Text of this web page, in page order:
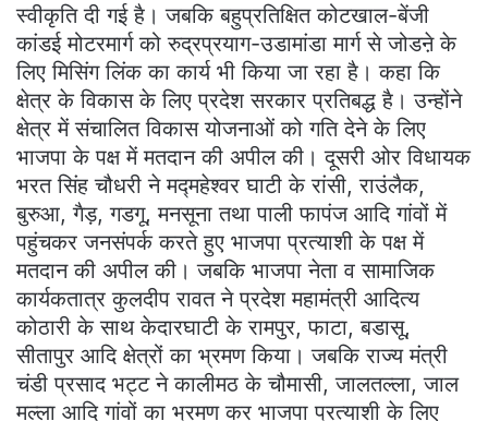
स्वीकृति दी गई है। जबकि बहुप्रतिक्षित कोटखाल-बेंजी
कांडई मोटरमार्ग को रुद्रप्रयाग-उडामांडा मार्ग से जोडऩे के
लिए मिसिंग लिंक का कार्य भी किया जा रहा है। कहा कि
क्षेत्र के विकास के लिए प्रदेश सरकार प्रतिबद्ध है। उन्होंने
क्षेत्र में संचालित विकास योजनाओं को गति देने के लिए
भाजपा के पक्ष में मतदान की अपील की। दूसरी ओर विधायक
भरत सिंह चौधरी ने मद्महेश्वर घाटी के रांसी, राउंलैक,
बुरुआ, गैड़, गडगू, मनसूना तथा पाली फापंज आदि गांवों में
पहुंचकर जनसंपर्क करते हुए भाजपा प्रत्याशी के पक्ष में
मतदान की अपील की। जबकि भाजपा नेता व सामाजिक
कार्यकतात्र कुलदीप रावत ने प्रदेश महामंत्री आदित्य
कोठारी के साथ केदारघाटी के रामपुर, फाटा, बडासू,
सीतापुर आदि क्षेत्रों का भ्रमण किया। जबकि राज्य मंत्री
चंडी प्रसाद भट्ट ने कालीमठ के चौमासी, जालतल्ला, जाल
मल्ला आदि गांवों का भ्रमण कर भाजपा प्रत्याशी के लिए